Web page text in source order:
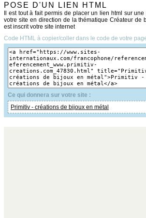
POSE D'UN LIEN HTML
Il est tout à fait permis de placer un lien html sur
votre site en direction de la thématique Créateur de
est inscrit votre site internet
Code HTML à copier/coller dans le code de votre
Ce qui donnera sur votre site :
Primitiv - créations de bijoux en métal